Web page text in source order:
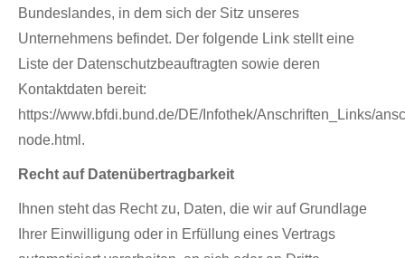
Bundeslandes, in dem sich der Sitz unseres
Unternehmens befindet. Der folgende Link stellt eine
Liste der Datenschutzbeauftragten sowie deren
Kontaktdaten bereit:
https://www.bfdi.bund.de/DE/Infothek/Anschriften_Links/
node.html.
Recht auf Datenübertragbarkeit
Ihnen steht das Recht zu, Daten, die wir auf Grundlage
Ihrer Einwilligung oder in Erfüllung eines Vertrags